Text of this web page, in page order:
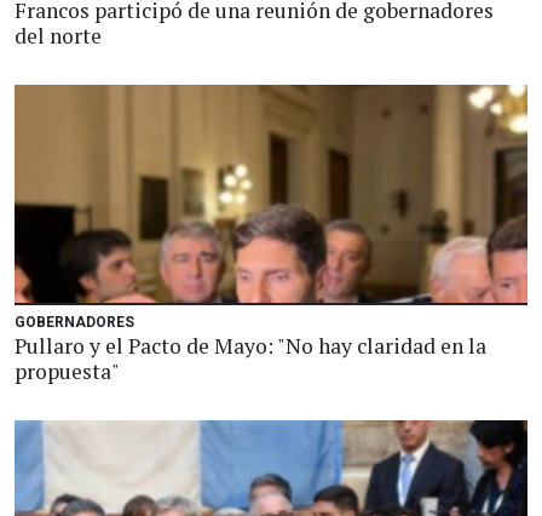
Francos participó de una reunión de gobernadores
del norte
GOBERNADORES
Pullaro y el Pacto de Mayo: "No hay claridad en la
propuesta"